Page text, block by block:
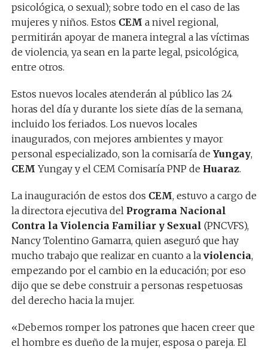
psicológica, o sexual); sobre todo en el caso de las
mujeres y niños. Estos CEM a nivel regional,
permitirán apoyar de manera integral a las víctimas
de violencia, ya sean en la parte legal, psicológica,
entre otros.
Estos nuevos locales atenderán al público las 24
horas del día y durante los siete días de la semana,
incluido los feriados. Los nuevos locales
inaugurados, con mejores ambientes y mayor
personal especializado, son la comisaría de Yungay,
CEM Yungay y el CEM Comisaría PNP de Huaraz.
La inauguración de estos dos CEM, estuvo a cargo de
la directora ejecutiva del Programa Nacional
Contra la Violencia Familiar y Sexual (PNCVFS),
Nancy Tolentino Gamarra, quien aseguró que hay
mucho trabajo que realizar en cuanto a la violencia,
empezando por el cambio en la educación; por eso
dijo que se debe construir a personas respetuosas
del derecho hacia la mujer.
«Debemos romper los patrones que hacen creer que
el hombre es dueño de la mujer, esposa o pareja. El